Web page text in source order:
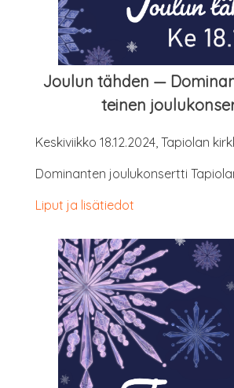
Jou­lun täh­den —
tei­nen
Kes­ki­viik­ko 18.12.2024, Tapio­lan
Domi­nan­ten jou­lu­kon­sert­ti
Liput ja lisätiedot